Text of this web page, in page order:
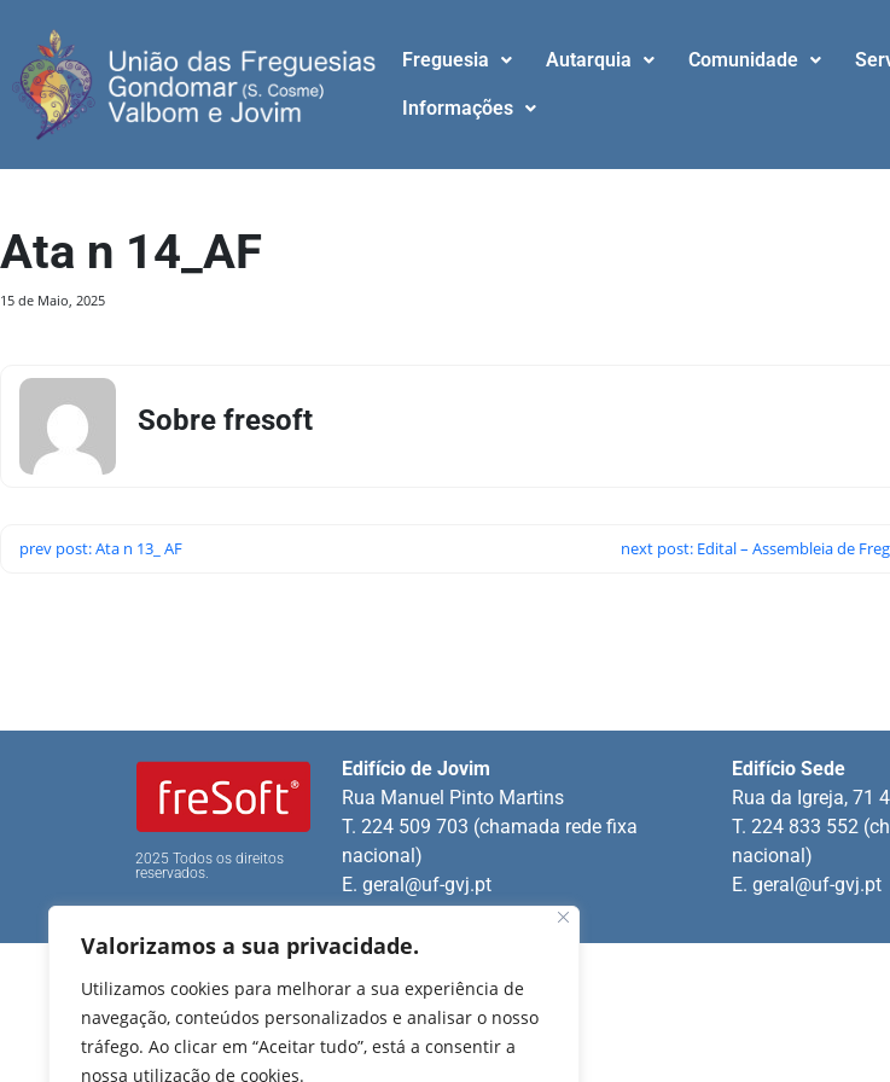
Valorizamos a sua privacidade.
Utilizamos cookies para melhorar a sua experiência de
navegação, conteúdos personalizados e analisar o nosso
tráfego. Ao clicar em “Aceitar tudo”, está a consentir a
nossa utilização de cookies.
Freguesia Autarquia Comunidade
Informações
Ata n 14_AF
15 de Maio, 2025
Sobre fresoft
prev post: Ata n 13_ AF next post: Edital – Assembleia de
2025 Todos os direitos
reservados.
Edifício de Jovim
Rua Manuel Pinto Martins
T. 224 509 703 (chamada rede fixa
nacional)
E.geral@uf-gvj.pt
Edifício Sede
Rua da Igreja, 71
T. 224 833 552
nacional)
E.geral@uf-gvj.pt